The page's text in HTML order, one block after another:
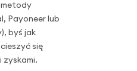
metody
Payoneer lub
byś jak
się
zyskami.